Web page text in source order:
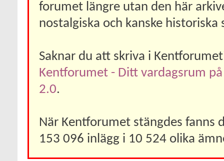
forumet längre utan den här
nostalgiska och kanske historiska
Saknar du att skriva i
Kentforumet - Ditt vardagsrum
2.0.
När Kentforumet stängdes fanns
153 096 inlägg i 10 524 olika